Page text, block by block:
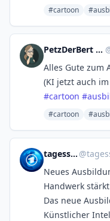
#cartoon
PetzDerBert – Cartoons und so
Alles Gute zum
(KI jetzt auch
#cartoon #
#cartoon
tagesschau @
Neues
Handwerk stärkt
Das neue
Künstlicher